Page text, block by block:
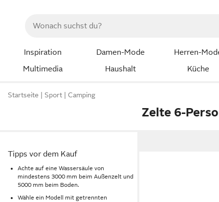
Inspiration Damen-Mode Herren-
Multimedia
Haushalt Küche
Startseite Sport Camping
Zelte 6-
Tipps vor dem Kauf
Achte auf eine Wassersäule von
mindestens 3000 mm beim Außenzelt und
5000 mm beim Boden.
Wähle ein Modell mit getrennten